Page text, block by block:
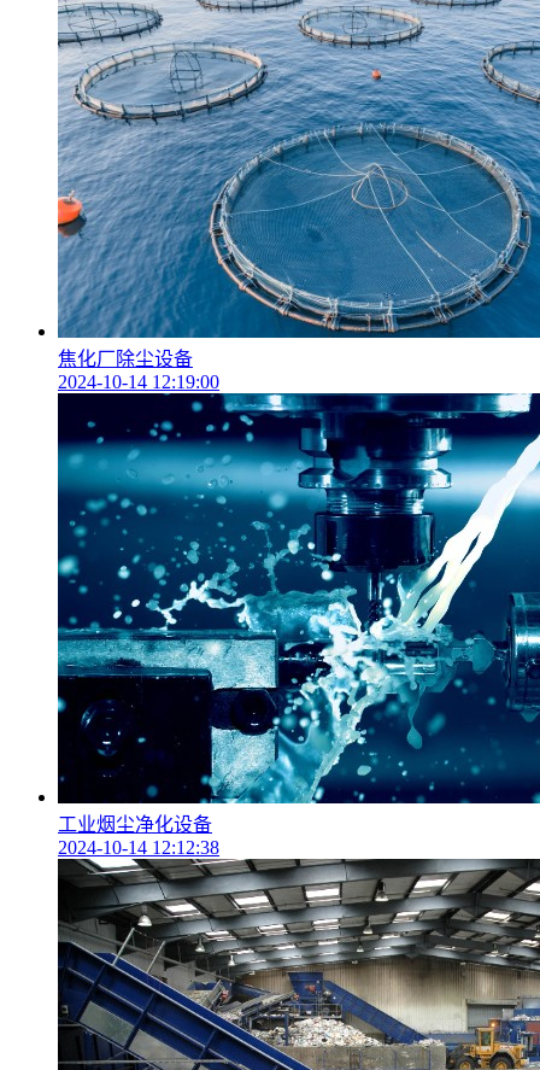
焦化厂除尘设备
2024-10-14 12:19:00
工业烟尘净化设备
2024-10-14 12:12:38